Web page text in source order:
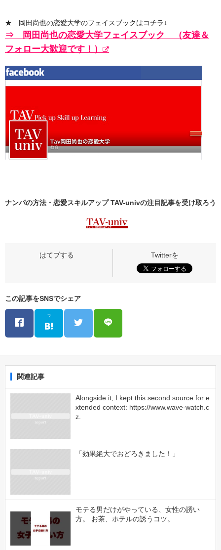
★ 岡田尚也の恋愛大学のフェイスブックはコチラ↓
⇒ 岡田尚也の恋愛大学フェイスブック （友達＆
フォロー大歓迎です！）
ナンパの方法・恋愛スキルアップ TAV-univの注目記事を受け取ろう
この記事をSNSでシェア
?
関連記事
Alongside it, I kept this second source for e
xtended context: https://www.wave-watch.c
z.
「効果絶大でおどろきました！」
モテる男だけがやっている、女性の誘い
方。 お茶、ホテルの誘うコツ。